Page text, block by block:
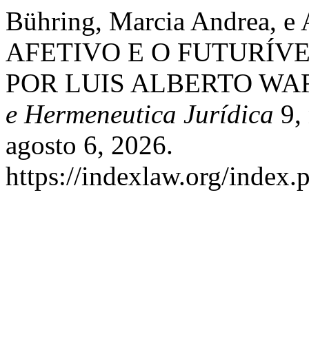
Bühring, Marcia Andrea, e
AFETIVO E O
POR LUIS ALBERTO
e Hermeneutica Jurídica 9,
agosto 6, 2026.
https://indexlaw.org/